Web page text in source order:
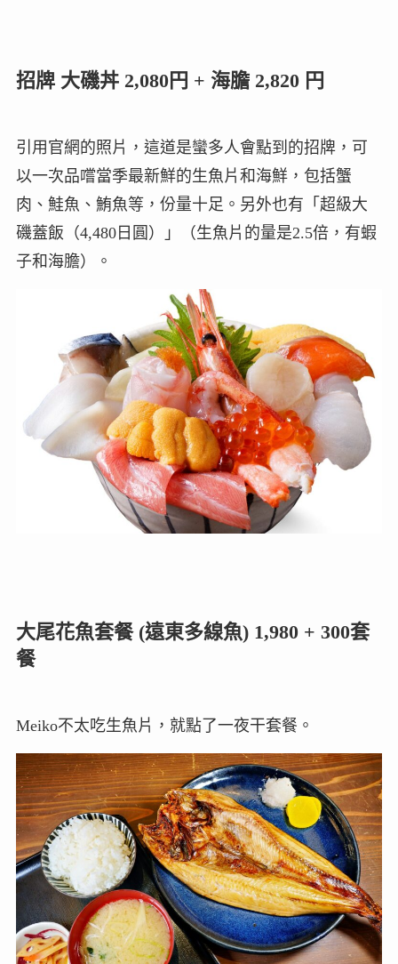
招牌 大磯丼 2,080円 + 海膽 2,820 円
引用官網的照片，這道是蠻多人會點到的招牌，可
以一次品嚐當季最新鮮的生魚片和海鮮，包括蟹
肉、鮭魚、鮪魚等，份量十足。另外也有「超級大
磯蓋飯（4,480日圓）」（生魚片的量是2.5倍，有蝦
子和海膽）。
大尾花魚套餐 (遠東多線魚) 1,980 + 300套
餐
Meiko不太吃生魚片，就點了一夜干套餐。